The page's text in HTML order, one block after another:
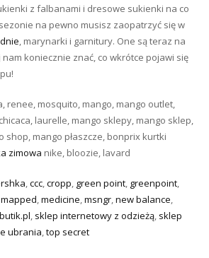
z falbanami i dresowe sukienki na co
na pewno musisz zaopatrzyć się w
, marynarki i garnitury. One są teraz na
koniecznie znać, co wkrótce pojawi się
renee, mosquito, mango, mango outlet,
laurelle, mango sklepy, mango sklep,
shop, mango płaszcze, bonprix kurtki
zimowa nike, bloozie, lavard
,ccc,cropp, green point, greenpoint,
mapped,medicine,msngr,new balance,
, sklep internetowy z odzieżą, sklep
ubrania,top secret